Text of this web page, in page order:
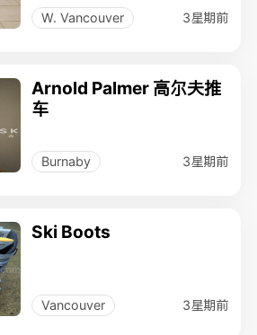
W. Vancouver 3星期前
Arnold Palmer 高尔夫推
车
Burnaby 3星期前
Ski Boots
Vancouver 3星期前